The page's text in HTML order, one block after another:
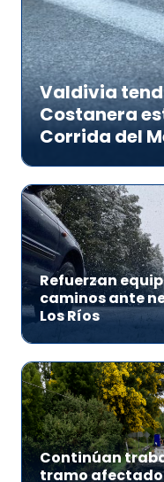
Valdivia
Costanera
Corrida del
Refuerzan
caminos ante
Los Ríos
Continúan
tramo afectado